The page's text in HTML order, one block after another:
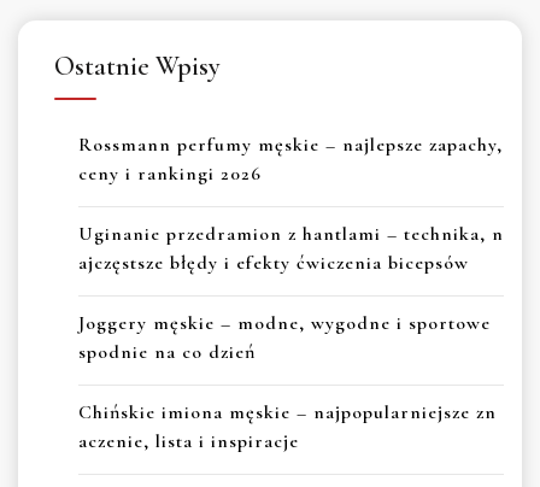
Ostatnie Wpisy
Rossmann perfumy męskie – najlepsze zapachy,
ceny i rankingi 2026
Uginanie przedramion z hantlami – technika, n
ajczęstsze błędy i efekty ćwiczenia bicepsów
Joggery męskie – modne, wygodne i sportowe
spodnie na co dzień
Chińskie imiona męskie – najpopularniejsze zn
aczenie, lista i inspiracje